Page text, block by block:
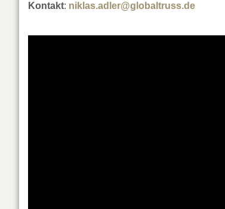
Kontakt: niklas.adler@globaltruss.de